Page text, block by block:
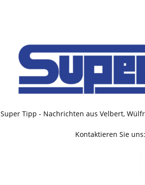
Super Tipp - Nachrichten aus Velbert,
Kontaktieren Sie uns: